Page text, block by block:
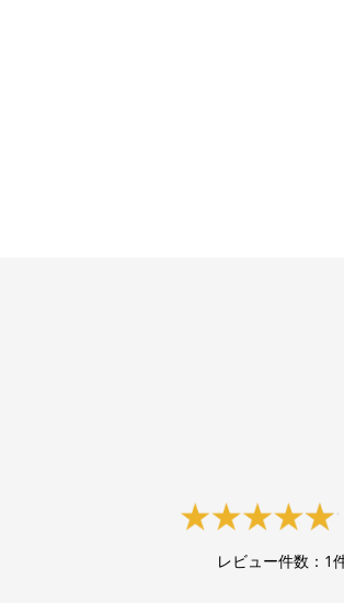
レビュー件数： 1